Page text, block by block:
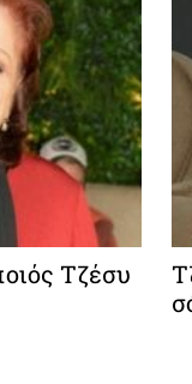
Τζέσυ